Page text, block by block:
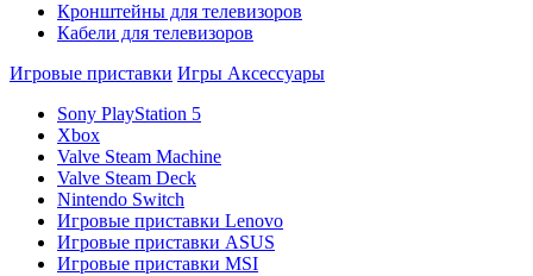
Кронштейны для телевизоров
Кабели для телевизоров
Игровые приставки Игры Аксессуары
Sony PlayStation 5
Xbox
Valve Steam Machine
Valve Steam Deck
Nintendo Switch
Игровые приставки Lenovo
Игровые приставки ASUS
Игровые приставки MSI